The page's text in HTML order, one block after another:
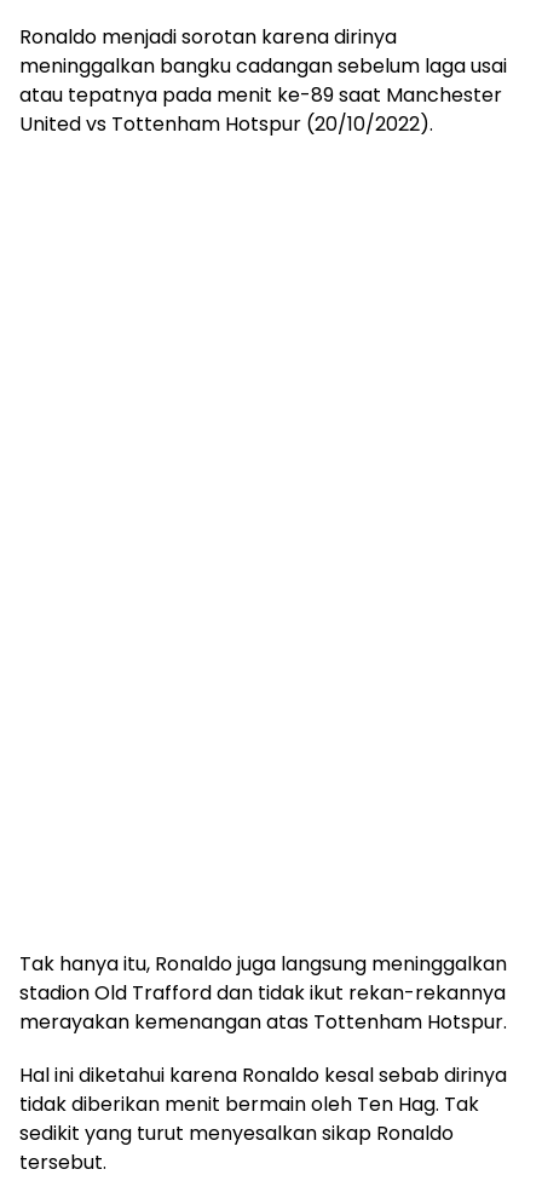
Ronaldo menjadi sorotan karena dirinya
meninggalkan bangku cadangan sebelum laga usai
atau tepatnya pada menit ke-89 saat Manchester
United vs Tottenham Hotspur (20/10/2022).
Tak hanya itu, Ronaldo juga langsung meninggalkan
stadion Old Trafford dan tidak ikut rekan-rekannya
merayakan kemenangan atas Tottenham Hotspur.
Hal ini diketahui karena Ronaldo kesal sebab dirinya
tidak diberikan menit bermain oleh Ten Hag. Tak
sedikit yang turut menyesalkan sikap Ronaldo
tersebut.